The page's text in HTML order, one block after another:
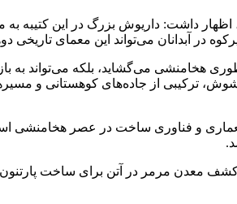
داشت: داریوش بزرگ در این کتیبه
در آبدانان می‌تواند این معمای تاریخی
هخامنشی می‌گشاید، بلکه می‌تواند
ترکیبی از جاده‌های کوهستانی و
و فناوری ساخت در عصر هخامنشی
کشف معدن مرمر در آتن برای ساخت